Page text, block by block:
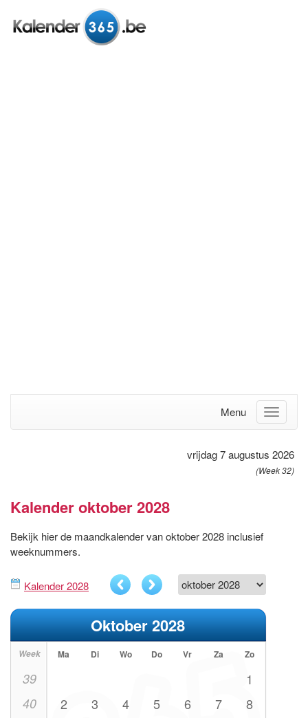
Menu
vrijdag 7 augustus 2026
(Week 32)
Kalender oktober 2028
Bekijk hier de maandkalender van oktober 2028 inclusief
weeknummers.
Kalender 2028
Oktober 2028
Week Ma Di Wo Do Vr Za Zo
39 1
40 2 3 4 5 6 7 8